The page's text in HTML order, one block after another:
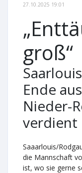
27.10.2025 19:01
groß“
Ende
Nieder-
verdient
Saaarlouis/
die Mannschaft
ist, wo sie gerne